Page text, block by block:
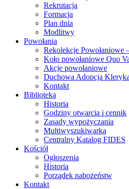
Rekrutacja
Formacja
Plan dnia
Modlitwy
Powołania
Rekolekcje Powołaniowe
Koło powołaniowe Quo
Akcje powołaniowe
Duchowa Adopcja Kleryka
Kontakt
Biblioteka
Historia
Godziny otwarcia i cennik
Zasady wypożyczania
Multiwyszukiwarka
Centralny Katalog FIDES
Kościół
Ogłoszenia
Historia
Porządek nabożeństw
Kontakt